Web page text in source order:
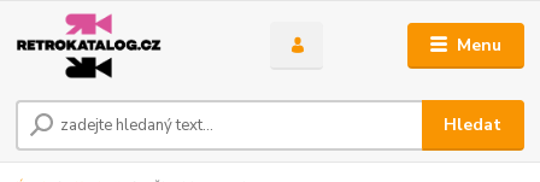
Menu
Hledat